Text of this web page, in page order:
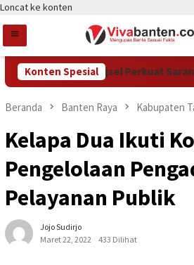
Loncat ke konten
Konten Spesial
Pemkot Tangsel Perkuat Sarana
Beranda Banten Raya Kabupaten
Kelapa Dua Ikuti
Pengelolaan
Pelayanan Publik
Jojo Sudirjo
Maret 22, 2022
433 Dilihat